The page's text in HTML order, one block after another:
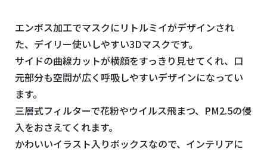
エンボス加工でマスクにリトルミイがデザインされ
た、デイリー使いしやすい3Dマスクです。
サイドの曲線カットが横顔をすっきり見せてくれ、口
元部分も空間が広く呼吸しやすいデザインになってい
ます。
三層式フィルターで花粉やウイルス飛まつ、PM2.5の侵
入をおさえてくれます。
かわいいイラスト入りボックスなので、インテリアに